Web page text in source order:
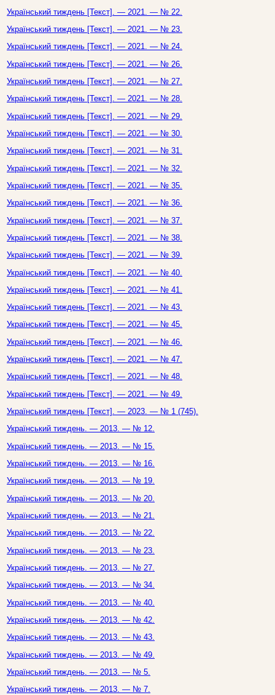
Український тиждень [Текст]. — 2021. — № 22.
Український тиждень [Текст]. — 2021. — № 23.
Український тиждень [Текст]. — 2021. — № 24.
Український тиждень [Текст]. — 2021. — № 26.
Український тиждень [Текст]. — 2021. — № 27.
Український тиждень [Текст]. — 2021. — № 28.
Український тиждень [Текст]. — 2021. — № 29.
Український тиждень [Текст]. — 2021. — № 30.
Український тиждень [Текст]. — 2021. — № 31.
Український тиждень [Текст]. — 2021. — № 32.
Український тиждень [Текст]. — 2021. — № 35.
Український тиждень [Текст]. — 2021. — № 36.
Український тиждень [Текст]. — 2021. — № 37.
Український тиждень [Текст]. — 2021. — № 38.
Український тиждень [Текст]. — 2021. — № 39.
Український тиждень [Текст]. — 2021. — № 40.
Український тиждень [Текст]. — 2021. — № 41.
Український тиждень [Текст]. — 2021. — № 43.
Український тиждень [Текст]. — 2021. — № 45.
Український тиждень [Текст]. — 2021. — № 46.
Український тиждень [Текст]. — 2021. — № 47.
Український тиждень [Текст]. — 2021. — № 48.
Український тиждень [Текст]. — 2021. — № 49.
Український тиждень [Текст]. — 2023. — № 1 (745).
Український тиждень. — 2013. — № 12.
Український тиждень. — 2013. — № 15.
Український тиждень. — 2013. — № 16.
Український тиждень. — 2013. — № 19.
Український тиждень. — 2013. — № 20.
Український тиждень. — 2013. — № 21.
Український тиждень. — 2013. — № 22.
Український тиждень. — 2013. — № 23.
Український тиждень. — 2013. — № 27.
Український тиждень. — 2013. — № 34.
Український тиждень. — 2013. — № 40.
Український тиждень. — 2013. — № 42.
Український тиждень. — 2013. — № 43.
Український тиждень. — 2013. — № 49.
Український тиждень. — 2013. — № 5.
Український тиждень. — 2013. — № 7.